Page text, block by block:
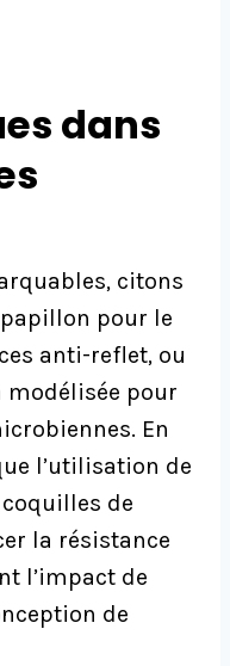
dans
citons
pour le
anti-reflet, ou
modélisée pour
En
l’utilisation de
de
la résistance
l’impact de
de